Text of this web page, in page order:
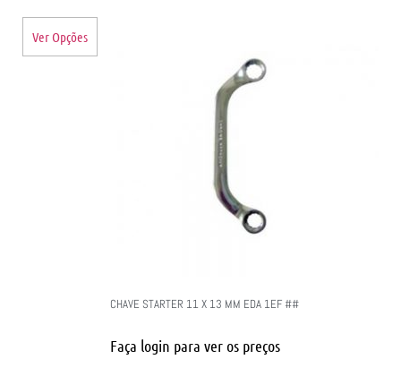
Ver Opções
CHAVE STARTER 11 X 13 MM EDA 1EF ##
Faça login para ver os preços